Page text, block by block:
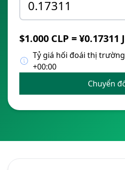
$1.000 CLP = ¥0.17311
Tỷ giá hối đoái thị
+00:00
Chuyển